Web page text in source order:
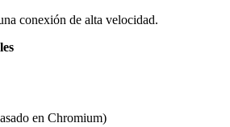
conexión de alta velocidad.
en Chromium)